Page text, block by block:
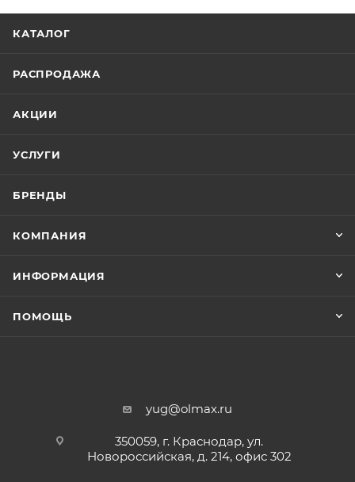
КАТАЛОГ
РАСПРОДАЖА
АКЦИИ
УСЛУГИ
БРЕНДЫ
КОМПАНИЯ
ИНФОРМАЦИЯ
ПОМОЩЬ
yug@olmax.ru
350059, г. Краснодар, ул.
Новороссийская, д. 214, офис 302